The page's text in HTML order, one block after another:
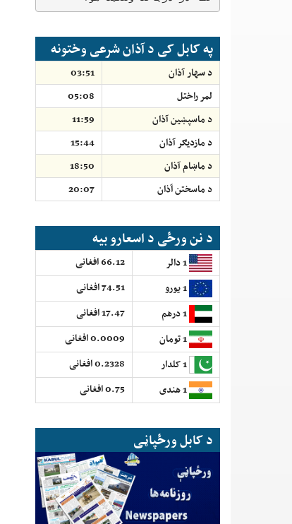
په کابل کی د آذان شرعی وختونه
د سهار آذان
03:51
لمر راختل
05:08
د ماسپښين آذان
11:59
د مازديګر آذان
15:44
د ماښام آذان
18:50
د ماسختن اَذان
20:07
د نن ورځی د اسعارو بیه
66.12 افغانی
74.51 افغانی
17.47 افغانی
0.0009 افغانی
0.2328 افغانی
0.75 افغانی
د کابل ورځپاڼی